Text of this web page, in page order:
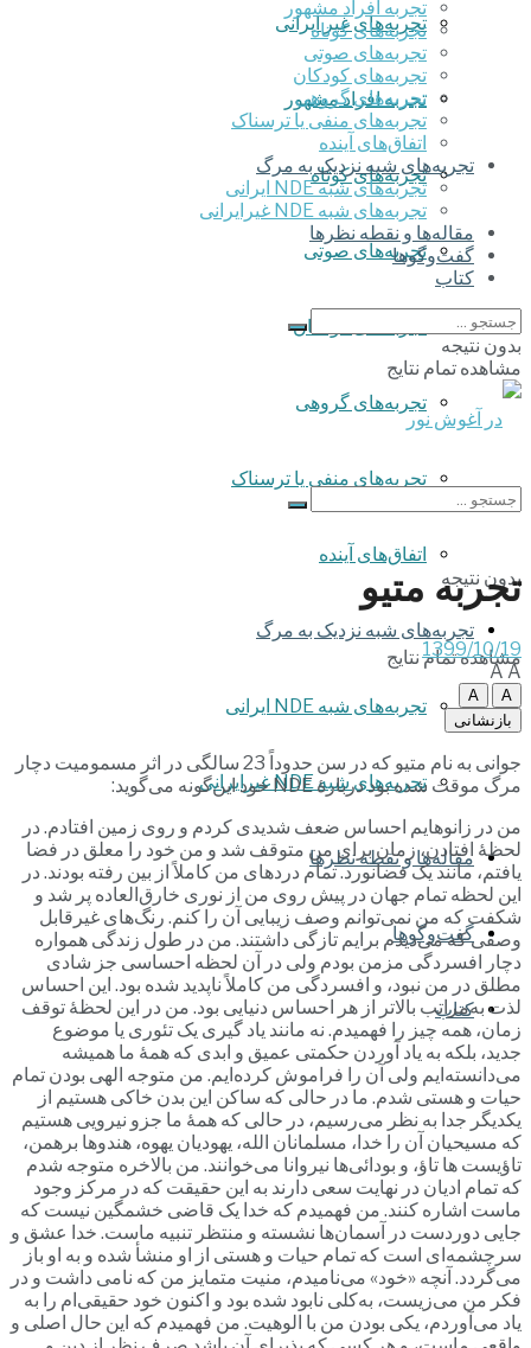
تجربه‌های غیر ایرانی
تجربه افراد مشهور
تجربه‌های کوتاه
تجربه‌های صوتی
تجربه‌های کودکان
تجربه‌های گروهی
‌تجربه‌های منفی یا ترسناک
اتفاق‌های آینده
تجربه‌های شبه نزدیک به مرگ
تجربه‌های شبه NDE ایرانی
تجربه‌های شبه NDE غیرایرانی
مقاله‌ها و نقطه نظرها
گفت‌وگوها
کتاب
تجربه افراد مشهور
تجربه‌های کوتاه
تجربه‌های صوتی
تجربه‌های کودکان
تجربه‌های گروهی
‌تجربه‌های منفی یا ترسناک
اتفاق‌های آینده
تجربه‌های شبه نزدیک به مرگ
تجربه‌های شبه NDE ایرانی
تجربه‌های شبه NDE غیرایرانی
مقاله‌ها و نقطه نظرها
گفت‌وگوها
کتاب
بدون نتیجه
مشاهده تمام نتایج
بدون نتیجه
مشاهده تمام نتایج
تجربه متیو
1399/10/19
AA
A
A
بازنشانی
جوانی به نام متیو که در سن حدوداً 23 سالگی در اثر مسمومیت دچار
مرگ موقت شده بود دربارۀ NDE خود این‌گونه می‌گوید:
من در زانوهایم احساس ضعف شدیدی کردم و روی زمین افتادم. در
لحظۀ افتادن، زمان برای من متوقف شد و من خود را معلق در فضا
یافتم، مانند یک فضانورد. تمام دردهای من کاملاً از بین رفته بودند. در
این لحظه تمام جهان در پیش روی من از نوری خارق‌العاده پر شد و
شکفت که من نمی‌توانم وصف زیبایی آن را کنم. رنگ‌های غیرقابل
وصفی که می‌دیدم برایم تازگی داشتند. من در طول زندگی همواره
دچار افسردگی مزمن بودم ولی در آن لحظه احساسی جز شادی
مطلق در من نبود، و افسردگی من کاملاً ناپدید شده بود. این احساس
لذت به‌مراتب بالاتر از هر احساس دنیایی بود. من در این لحظۀ توقف
زمان، همه چیز را فهمیدم. نه مانند یاد گیری یک تئوری یا موضوع
جدید، بلکه به یاد آوردن حکمتی عمیق و ابدی که همۀ ما همیشه
می‌دانسته‌ایم ولی آن را فراموش کرده‌ایم. من متوجه الهی بودن تمام
حیات و هستی شدم. ما در حالی که ساکن این بدن خاکی هستیم از
یکدیگر جدا به نظر می‌رسیم، در حالی که همۀ ما جزو نیرویی هستیم
که مسیحیان آن را خدا، مسلمانان الله، یهودیان یهوه، هندوها برهمن،
تاؤیست ها تاؤ، و بودائی‌ها نیروانا می‌خوانند. من بالاخره متوجه شدم
که تمام ادیان در نهایت سعی دارند به این حقیقت که در مرکز وجود
ماست اشاره کنند. من فهمیدم که خدا یک قاضی خشمگین نیست که
جایی دوردست در آسمان‌ها نشسته و منتظر تنبیه ماست. خدا عشق و
سرچشمه‌ای است که تمام حیات و هستی از او منشأ شده و به او باز
می‌گردد. آنچه «خود» می‌نامیدم، منیت متمایز من که نامی داشت و در
فکر من می‌زیست، به‌کلی نابود شده بود و اکنون خود حقیقی‌ام را به
یاد می‌آوردم، یکی بودن من با الوهیت. من فهمیدم که این حال اصلی و